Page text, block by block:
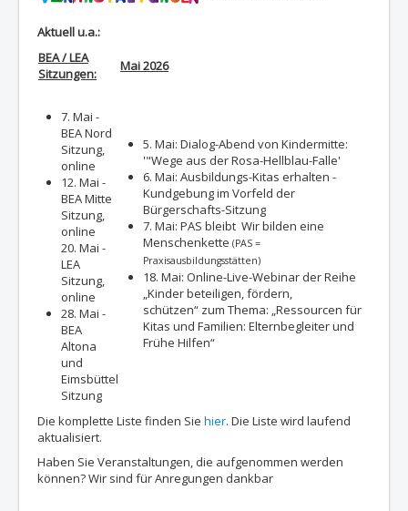
Aktuell u.a.:
BEA / LEA
Sitzungen:
Mai 2026
7. Mai -
BEA Nord
Sitzung,
online
12. Mai -
BEA Mitte
Sitzung,
online
20. Mai -
LEA
Sitzung,
online
28. Mai -
BEA
Altona
und
Eimsbüttel
Sitzung
5. Mai: Dialog-Abend von Kindermitte:
'"Wege aus der Rosa-Hellblau-Falle'
6. Mai: Ausbildungs-Kitas erhalten -
Kundgebung im Vorfeld der
Bürgerschafts-Sitzung
7. Mai: PAS bleibt Wir bilden eine
Menschenkette (PAS =
Praxisausbildungsstätten)
18. Mai: Online-Live-Webinar der Reihe
„Kinder beteiligen, fördern,
schützen“ zum Thema: „Ressourcen für
Kitas und Familien: Elternbegleiter und
Frühe Hilfen“
Die komplette Liste finden Sie hier. Die Liste wird laufend
aktualisiert.
Haben Sie Veranstaltungen, die aufgenommen werden
können? Wir sind für Anregungen dankbar